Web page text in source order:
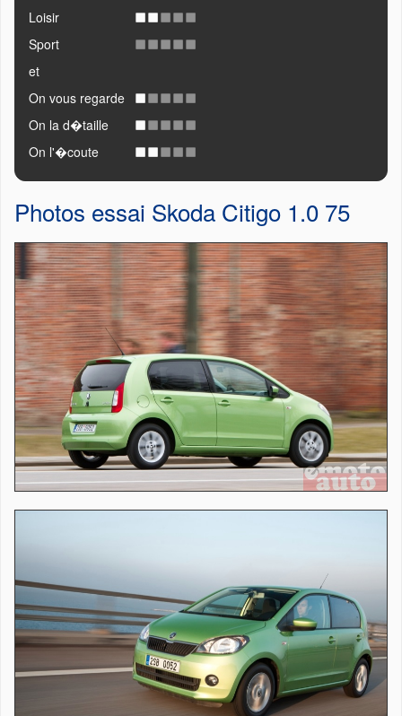
Loisir
Sport
et
On vous regarde
On la d�taille
On l'�coute
Photos essai Skoda Citigo 1.0 75